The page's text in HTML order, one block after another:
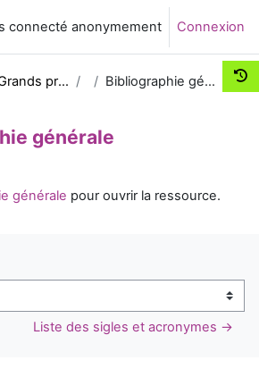
connecté anonymement Connexion
Droit constitutionnel - Grands principes Bibliographie générale
générale
générale pour ouvrir la ressource.
Liste des sigles et acronymes →